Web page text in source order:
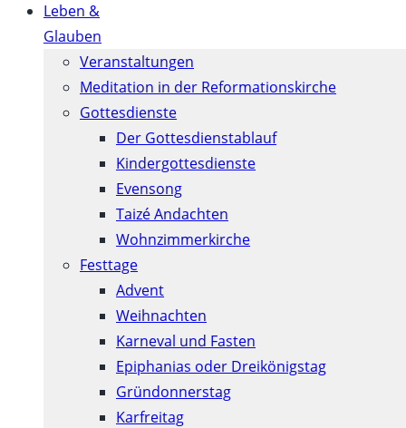
Leben &
Glauben
Veranstaltungen
Meditation in der Reformationskirche
Gottesdienste
Der Gottesdienstablauf
Kindergottesdienste
Evensong
Taizé Andachten
Wohnzimmerkirche
Festtage
Advent
Weihnachten
Karneval und Fasten
Epiphanias oder Dreikönigstag
Gründonnerstag
Karfreitag